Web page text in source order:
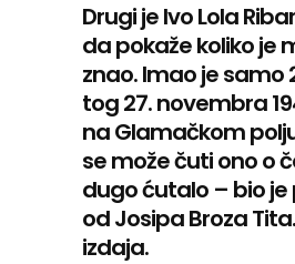
Drugi je Ivo Lola
da pokaže koliko je
znao. Imao je samo
tog 27. novembra
na Glamačkom
se može čuti ono o
dugo ćutalo – bio je
od Josipa Broza
izdaja.